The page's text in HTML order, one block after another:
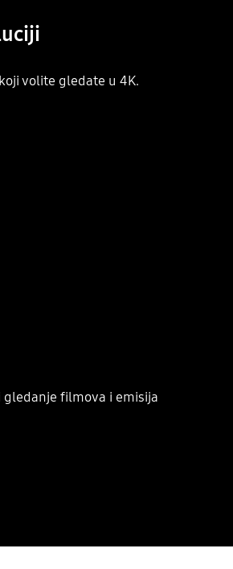
volite gledate u 4K.
filmova i emisija